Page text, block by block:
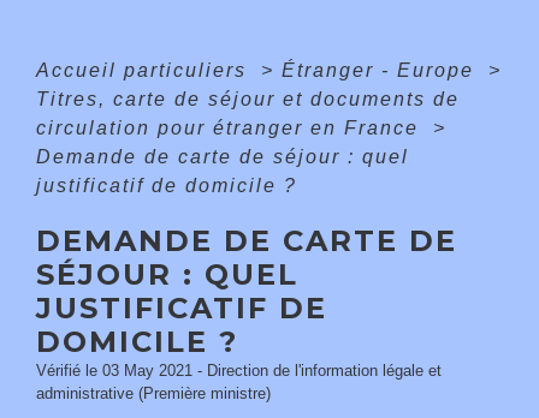
Accueil particuliers > Étranger - Europe
>
Titres, carte de séjour et documents de
circulation pour étranger en France
>
Demande de carte de séjour : quel
justificatif de domicile ?
DEMANDE DE CARTE DE
SÉJOUR : QUEL
JUSTIFICATIF DE
DOMICILE ?
Vérifié le 03 May 2021 - Direction de l'information légale et
administrative (Première ministre)